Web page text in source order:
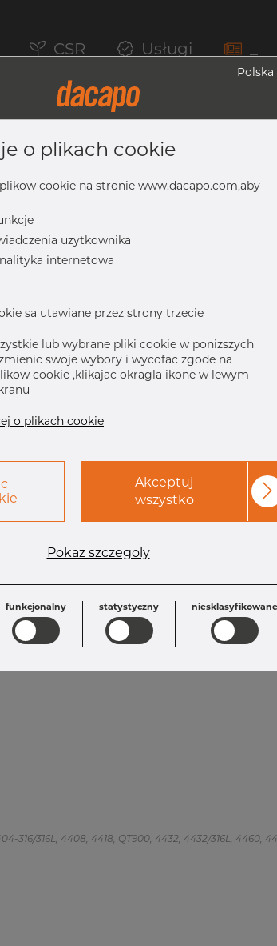
CSR Usługi
ASTM A-403 WP-S, 1/2",
S, 1/2", bezszwowy
OD1: 21.33 mm OD: 33.40 mm
316/316L, 4408, 4418, QT900, 4432, 4432/316L, 4460,
Polska
o plikach cookie
cookie na stronie www.dacapo.com,aby
uzytkownika
internetowa
sa utawiane przez strony trzecie
lub wybrane pliki cookie w ponizszych
swoje wybory i wycofac zgode na
cookie ,klikajac okragla ikone w lewym
o plikach cookie
Akceptuj
wszystko
Pokaz szczegoly
funkcjonalny statystyczny niesklasyfikowane